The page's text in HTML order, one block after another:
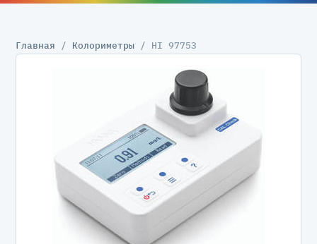
Главная / Колориметры / HI 97753